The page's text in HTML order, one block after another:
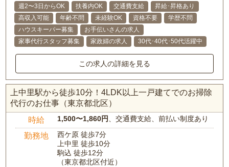
週2〜3日からOK 扶養内OK 交通費支給
昇給･昇格あり
高収入可能
年齢不問 未経験OK 資格不要
学歴不問
ハウスキーパー募集
お手伝いさんの求人
家事代行スタッフ募集
家政婦の求人 30代･40代･50代活躍中
この求人の詳細を見る
上中里駅から徒歩10分！4LDK以上一戸建てでのお掃除
代行のお仕事（東京都北区）
時給 1,500〜1,860円、交通費支給、前払い制度あり
勤務地
西ケ原 徒歩7分
上中里 徒歩10分
駒込 徒歩12分
（東京都北区付近）